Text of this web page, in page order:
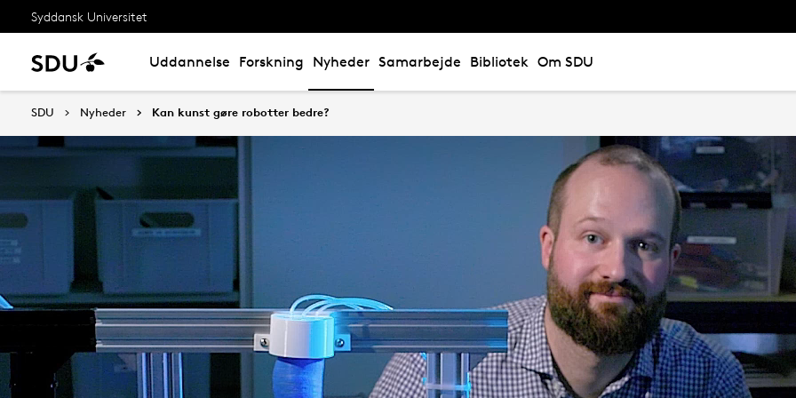
Syddansk Universitet
Uddannelse Forskning Nyheder Samarbejde Bibliotek Om SDU
SDU Nyheder Kan kunst gøre robotter bedre?